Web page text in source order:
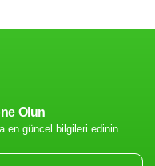
Olun
en güncel bilgileri edinin.